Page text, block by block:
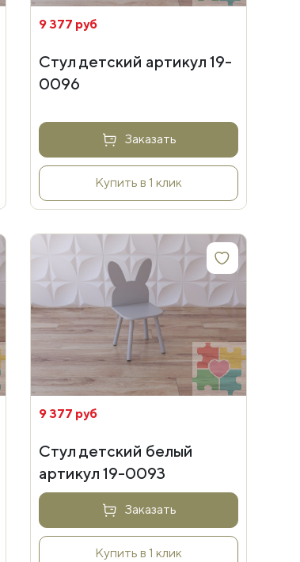
9 377 руб
Стул детский артикул 19-
0096
Заказать
Купить в 1 клик
9 377 руб
Стул детский белый
артикул 19-0093
Заказать
Купить в 1 клик